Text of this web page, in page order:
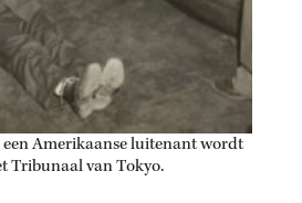
Amerikaanse luitenant wordt
Tribunaal van Tokyo.